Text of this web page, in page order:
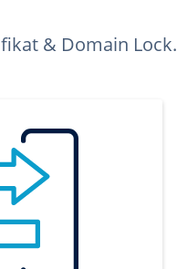
& Domain Lock.